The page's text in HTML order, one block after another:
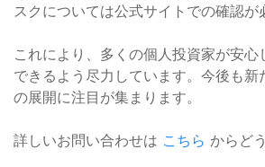
スクについては公式サイトでの確認が
これにより、多くの個人投資家が安
できるよう尽力しています。今後も新
の展開に注目が集まります。
詳しいお問い合わせは こちら からど